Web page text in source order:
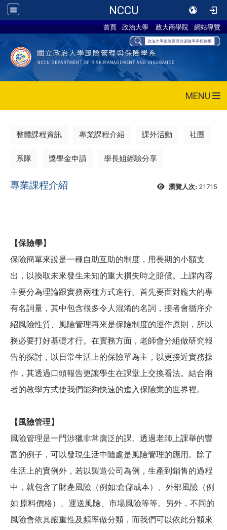
NCCU
首頁 政治大學 政大商學院 網站導覽
MENU
整體課程資訊 專業課程介紹 課外活動 社團
系隊 獎學金申請 學長姐經驗分享
瀏覽人次: 21715
專業課程介紹
【保險學】
保險簡單來說是一種自助互助的制度，用長期的小額支
出，以換取未來發生未知的重大損失時之賠償。上課內容
主要分為理論跟實務兩種方式進行。首先要面對龐大的專
有名詞量，其中包含很多令人混淆的名詞，接者會循序介
紹風險性質、風險管理再來是保險制度的運作原則，所以
務必要打好基礎才行。在實務方面，老師會分組做研究報
告的探討，以日常生活上的保險單為主，以更接近實務操
作，其透過口頭報告更讓學生在課堂上交換看法。結合兩
者的教學方式使我們能夠快速的進入保險業的世界裡。
【風險管理】
風險管理是一門涉獵非常廣泛的課。透過老師上課舉的豐
富的例子，可以發現生活中隨處是風險管理的應用。除了
生活上的實例外，若以製造公司為例，生產到銷售的過程
中，就包含了財產風險（例如:倉儲成本）、外部風險（例
如:原料價格）、運送風險、市場風險等等。另外，不同的
風險會依其嚴重性及頻率做分類，而我們可以依此分類來